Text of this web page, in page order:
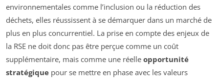
environnementales comme l’inclusion ou la réduction des
déchets, elles réussissent à se démarquer dans un marché de
plus en plus concurrentiel. La prise en compte des enjeux de
la RSE ne doit donc pas être perçue comme un coût
supplémentaire, mais comme une réelle opportunité
stratégique pour se mettre en phase avec les valeurs